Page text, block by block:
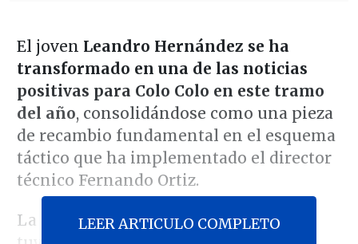
El joven Leandro Hernández se ha
transformado en una de las noticias
positivas para Colo Colo en este tramo
del año, consolidándose como una pieza
de recambio fundamental en el esquema
táctico que ha implementado el director
técnico Fernando Ortiz.
La actuación más reciente del jugador
LEER ARTICULO COMPLETO